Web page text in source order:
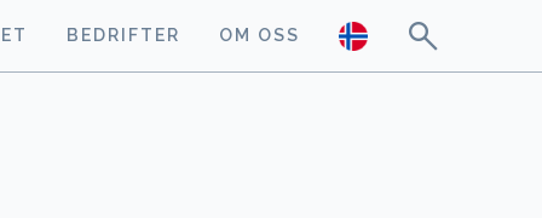
BEDRIFTER OM OSS